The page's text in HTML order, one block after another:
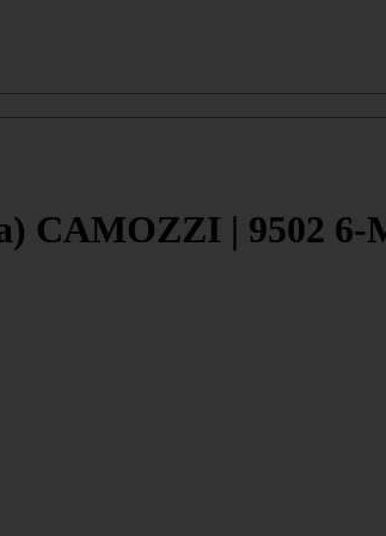
CAMOZZI | 9502 6-